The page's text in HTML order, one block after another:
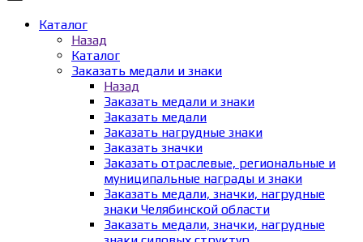
Каталог
Назад
Каталог
Заказать медали и знаки
Назад
Заказать медали и знаки
Заказать медали
Заказать нагрудные знаки
Заказать значки
Заказать отраслевые, региональные и
муниципальные награды и знаки
Заказать медали, значки, нагрудные
знаки Челябинской области
Заказать медали, значки, нагрудные